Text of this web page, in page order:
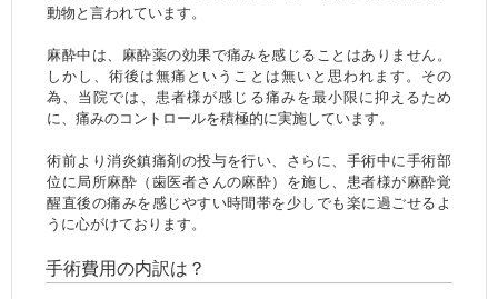
動物と言われています。
麻酔中は、麻酔薬の効果で痛みを感じることはありません。
しかし、術後は無痛ということは無いと思われます。その
為、当院では、患者様が感じる痛みを最小限に抑えるため
に、痛みのコントロールを積極的に実施しています。
術前より消炎鎮痛剤の投与を行い、さらに、手術中に手術部
位に局所麻酔（歯医者さんの麻酔）を施し、患者様が麻酔覚
醒直後の痛みを感じやすい時間帯を少しでも楽に過ごせるよ
うに心がけております。
手術費用の内訳は？